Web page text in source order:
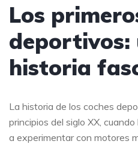
Los
deportivos:
historia
La historia de los coches
principios del siglo XX,
a experimentar con motores